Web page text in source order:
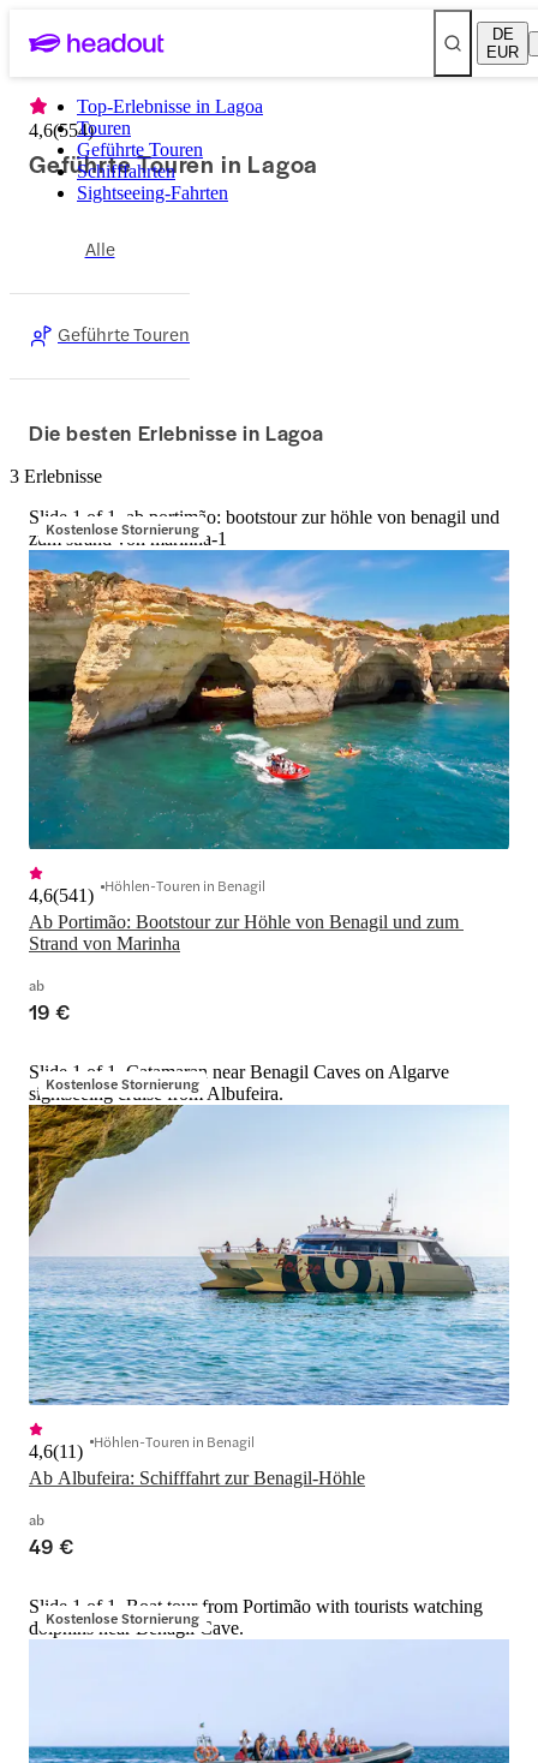
DE
EUR
Top-Erlebnisse in Lagoa
Touren
Geführte Touren
Schifffahrten
Sightseeing-Fahrten
4,6(554)
Geführte Touren in Lagoa
Alle
Geführte Touren
Die besten Erlebnisse in Lagoa
3 Erlebnisse
Kostenlose Stornierung
Slide 1 of 1, ab portimão: bootstour zur höhle von benagil und
zum strand von marinha-1
Ab Portimão: Bootstour zur Höhle von Benagil und zum
Strand von Marinha
4,6(541) Höhlen-Touren in Benagil
ab
19 €
Kostenlose Stornierung
Slide 1 of 1, Catamaran near Benagil Caves on Algarve
sightseeing cruise from Albufeira.
Ab Albufeira: Schifffahrt zur Benagil-Höhle
4,6(11) Höhlen-Touren in Benagil
ab
49 €
Kostenlose Stornierung
Slide 1 of 1, Boat tour from Portimão with tourists watching
dolphins near Benagil Cave.